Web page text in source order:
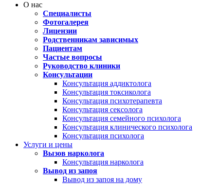
О нас
Специалисты
Фотогалерея
Лицензии
Родственникам зависимых
Пациентам
Частые вопросы
Руководство клиники
Консультации
Консультация аддиктолога
Консультация токсиколога
Консультация психотерапевта
Консультация сексолога
Консультация семейного психолога
Консультация клинического психолога
Консультация психолога
Услуги и цены
Вызов нарколога
Консультация нарколога
Вывод из запоя
Вывод из запоя на дому